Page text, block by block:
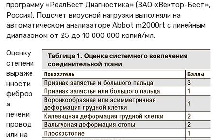
программу «РеалБест Диагностика» (ЗАО «Вектор-Бест»,
Россия). Подсчет вирусной нагрузки выполняли на
автоматическом анализаторе Abbot m2000rt с линейным
диапазоном от 25 до 10 000 000 копий/мл.
Оценку
степени
выраже
нности
фиброз
а
печени
провод
или на